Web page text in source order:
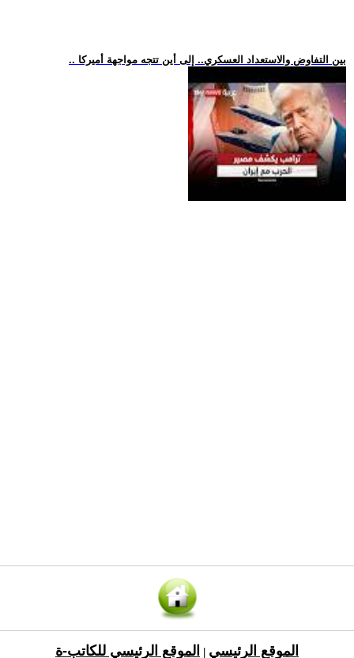
.. بين التفاوض والاستعداد العسكري.. إلى أين تتجه مواجهة أميركا
الموقع الرئيسي الموقع الرئيسي للكاتب-ة